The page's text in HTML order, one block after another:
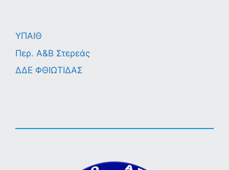
ΥΠΑΙΘ
Περ. A&B Στερεάς
ΔΔΕ ΦΘΙΩΤΙΔΑΣ